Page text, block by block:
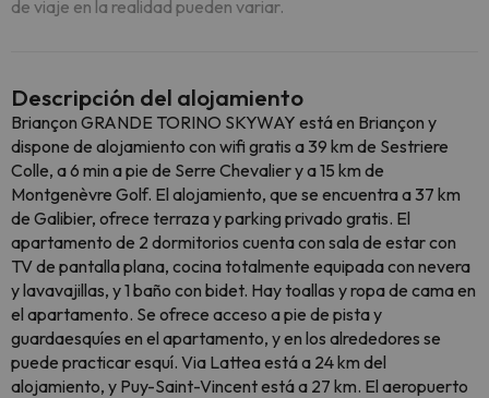
de viaje en la realidad pueden variar.
Descripción del alojamiento
Briançon GRANDE TORINO SKYWAY está en Briançon y
dispone de alojamiento con wifi gratis a 39 km de Sestriere
Colle, a 6 min a pie de Serre Chevalier y a 15 km de
Montgenèvre Golf. El alojamiento, que se encuentra a 37 km
de Galibier, ofrece terraza y parking privado gratis. El
apartamento de 2 dormitorios cuenta con sala de estar con
TV de pantalla plana, cocina totalmente equipada con nevera
y lavavajillas, y 1 baño con bidet. Hay toallas y ropa de cama en
el apartamento. Se ofrece acceso a pie de pista y
guardaesquíes en el apartamento, y en los alrededores se
puede practicar esquí. Via Lattea está a 24 km del
alojamiento, y Puy-Saint-Vincent está a 27 km. El aeropuerto